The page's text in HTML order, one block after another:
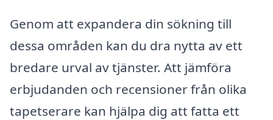
Genom att expandera din sökning till
dessa områden kan du dra nytta av ett
bredare urval av tjänster. Att jämföra
erbjudanden och recensioner från olika
tapetserare kan hjälpa dig att fatta ett